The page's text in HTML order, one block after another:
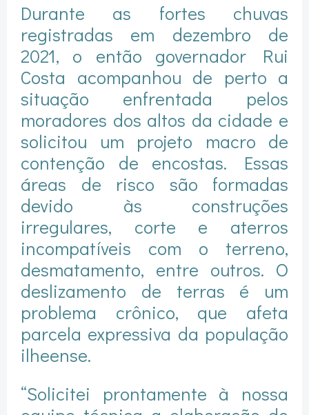
Durante as fortes chuvas
registradas em dezembro de
2021, o então governador Rui
Costa acompanhou de perto a
situação enfrentada pelos
moradores dos altos da cidade e
solicitou um projeto macro de
contenção de encostas. Essas
áreas de risco são formadas
devido às construções
irregulares, corte e aterros
incompatíveis com o terreno,
desmatamento, entre outros. O
deslizamento de terras é um
problema crônico, que afeta
parcela expressiva da população
ilheense.
“Solicitei prontamente à nossa